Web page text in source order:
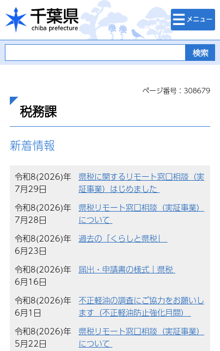
千葉県
検索・メニュ
ー
ページ番号：308679
税務課
新着情報
令和8(2026)年
7月29日
県税に関するリモート窓口相談（実
証事業）はじめました
令和8(2026)年
7月28日
県税リモート窓口相談（実証事業）
について
令和8(2026)年
6月23日
過去の「くらしと県税」
令和8(2026)年
6月16日
届出・申請書の様式｜県税
令和8(2026)年
6月1日
不正軽油の調査にご協力をお願いし
ます（不正軽油防止強化月間）
令和8(2026)年
5月22日
県税リモート窓口相談（実証事業）
について